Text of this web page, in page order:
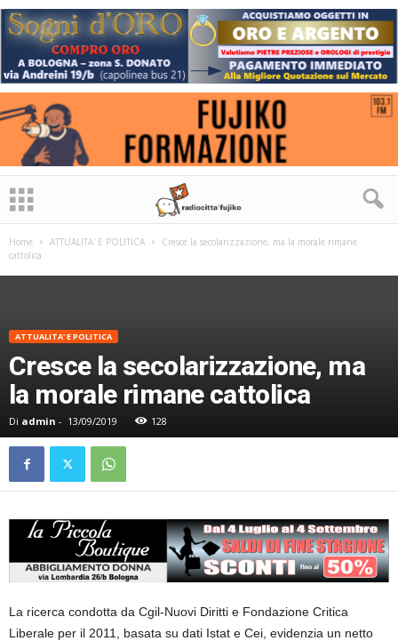
Home ATTUALITA' E POLITICA
Cresce la secolarizzazione, ma la morale rimane
cattolica
ATTUALITA' E POLITICA
Cresce la secolarizzazione, ma
la morale rimane cattolica
Di admin - 13/09/2019 128
La ricerca condotta da Cgil-Nuovi Diritti e Fondazione Critica
Liberale per il 2011, basata su dati Istat e Cei, evidenzia un netto